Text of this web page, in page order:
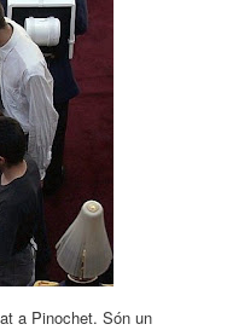
a Pinochet. Són un